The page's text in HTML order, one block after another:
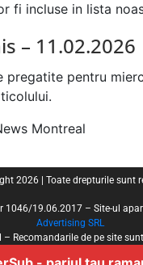
fi incluse in lista
– 11.02.2026
pregatite pentru
Montreal
2026 | Toate drepturile sunt
1046/19.06.2017 – Site-ul
Advertising SRL
– Recomandarile de pe site